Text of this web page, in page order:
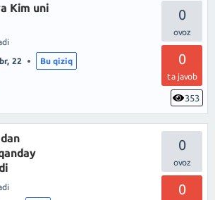
0
0
ta javob
353
Kim uni
22 Bu qiziq
0
0